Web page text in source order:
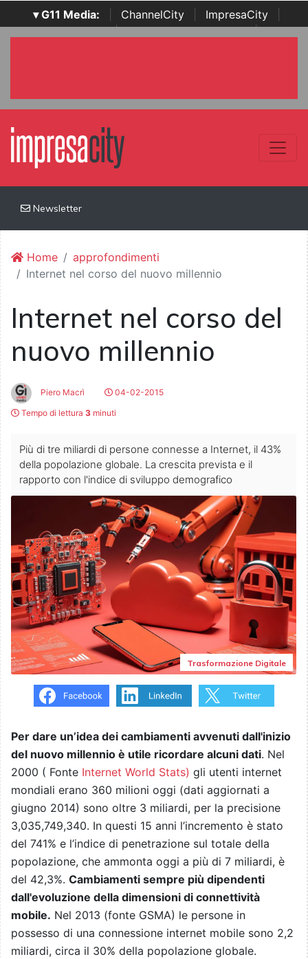
▾ G11 Media: ChannelCity ImpresaCity
SecurityOpenLab | Italian Channel Awards | Italian
Newsletter
Home
approfondimenti
Internet nel corso del nuovo millennio
Internet nel corso del
nuovo millennio
Piero Macrì
04-02-2015
Tempo di lettura 3 minuti
Più di tre miliardi di persone connesse a Internet, il 43%
della popolazione globale. La crescita prevista e il
rapporto con l'indice di sviluppo demografico
Trasformazione Digitale
Per dare un’idea dei cambiamenti avvenuti dall'inizio
del nuovo millennio è utile ricordare alcuni dati. Nel
2000 ( Fonte Internet World Stats) gli utenti internet
mondiali erano 360 milioni oggi (dati aggiornati a
giugno 2014) sono oltre 3 miliardi, per la precisione
3,035,749,340. In questi 15 anni l’incremento è stato
del 741% e l’indice di penetrazione sul totale della
popolazione, che ammonta oggi a più di 7 miliardi, è
del 42,3%. Cambiamenti sempre più dipendenti
dall'evoluzione della dimensioni di connettività
mobile. Nel 2013 (fonte GSMA) le persone in
possesso di una connessione internet mobile sono 2,2
miliardi, circa il 30% della popolazione globale.